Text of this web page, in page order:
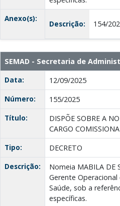
Anexo(s):
Descrição: 154/
SEMAD - Secretaria de
Data:
12/09/2025
Número:
155/2025
Título:
DISPÕE SOBRE A
CARGO
Tipo:
DECRETO
Descrição:
Nomeia MABILA DE
Gerente
Saúde, sob a
específicas.